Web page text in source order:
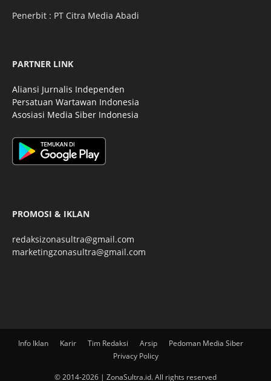
Penerbit : PT Citra Media Abadi
PARTNER LINK
Aliansi Jurnalis Independen
Persatuan Wartawan Indonesia
Asosiasi Media Siber Indonesia
PROMOSI & IKLAN
redaksizonasultra@gmail.com
marketingzonasultra@gmail.com
Info Iklan Karir Tim Redaksi Arsip
Pedoman Media Siber
Privacy Policy
© 2014-2026 | ZonaSultra.id. All rights reserved